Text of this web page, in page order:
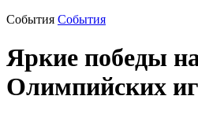
События События
Яркие победы
Олимпийских